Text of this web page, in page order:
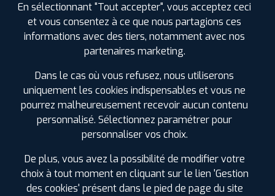
HORAIRES | +D'INFOS
PROFIL PLUS DOLE FOUCHERANS
15 CHEMIN DE ROUGEMONT ZAC EN
ROUGEMONT 39100 FOUCHERANS DOLE
0384823509
HORAIRES
4 LES GARAGES PROFIL PLUS
DANS LES VILLES À PROXIMITÉ
En sélectionnant "Tout accepter", vous acceptez ceci
et vous consentez à ce que nous partagions ces
informations avec des tiers, notamment avec nos
partenaires marketing.
Dans le cas où vous refusez, nous utiliserons
uniquement les cookies indispensables et vous ne
pourrez malheureusement recevoir aucun contenu
personnalisé. Sélectionnez paramétrer pour
personnaliser vos choix.
De plus, vous avez la possibilité de modifier votre
choix à tout moment en cliquant sur le lien 'Gestion
des cookies' présent dans le pied de page du site